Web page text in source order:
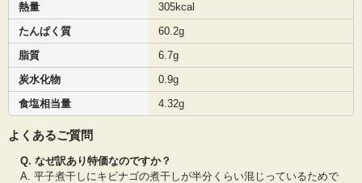
熱量
305kcal
たんぱく質
60.2g
脂質
6.7g
炭水化物
0.9g
食塩相当量
4.32g
よくあるご質問
Q. なぜ訳あり特価なのですか？
A. 平子煮干しにキビナゴの煮干しが半分くらい混じっているためで